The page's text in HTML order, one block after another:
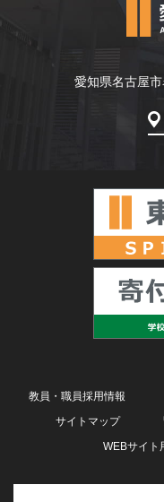
愛知県名古屋
教員・職員採用情報
サイトマップ
WEBサイト